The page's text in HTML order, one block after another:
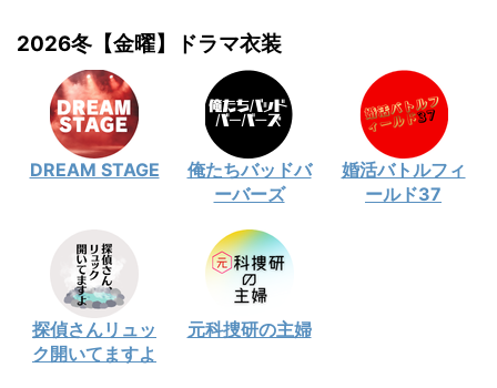
2026冬【金曜】ドラマ衣装
DREAM STAGE
俺たちバッドバ
ーバーズ
婚活バトルフィ
ールド37
探偵さんリュッ
ク開いてますよ
元科捜研の主婦